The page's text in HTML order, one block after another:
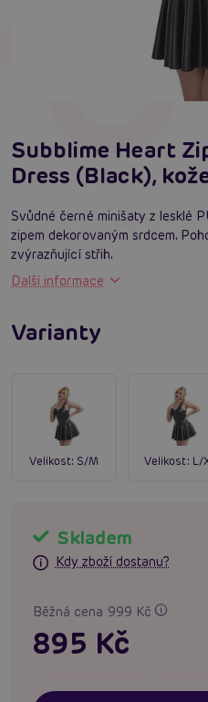
Subblime Heart
Dress (Black),
Svůdné černé minišaty z lesklé
zipem dekorovaným srdcem.
zvýrazňující střih.
Další informace
Varianty
Velikost: S/M Velikost: L/
Skladem
Kdy zboží dostanu?
Běžná cena 999 Kč
895 Kč